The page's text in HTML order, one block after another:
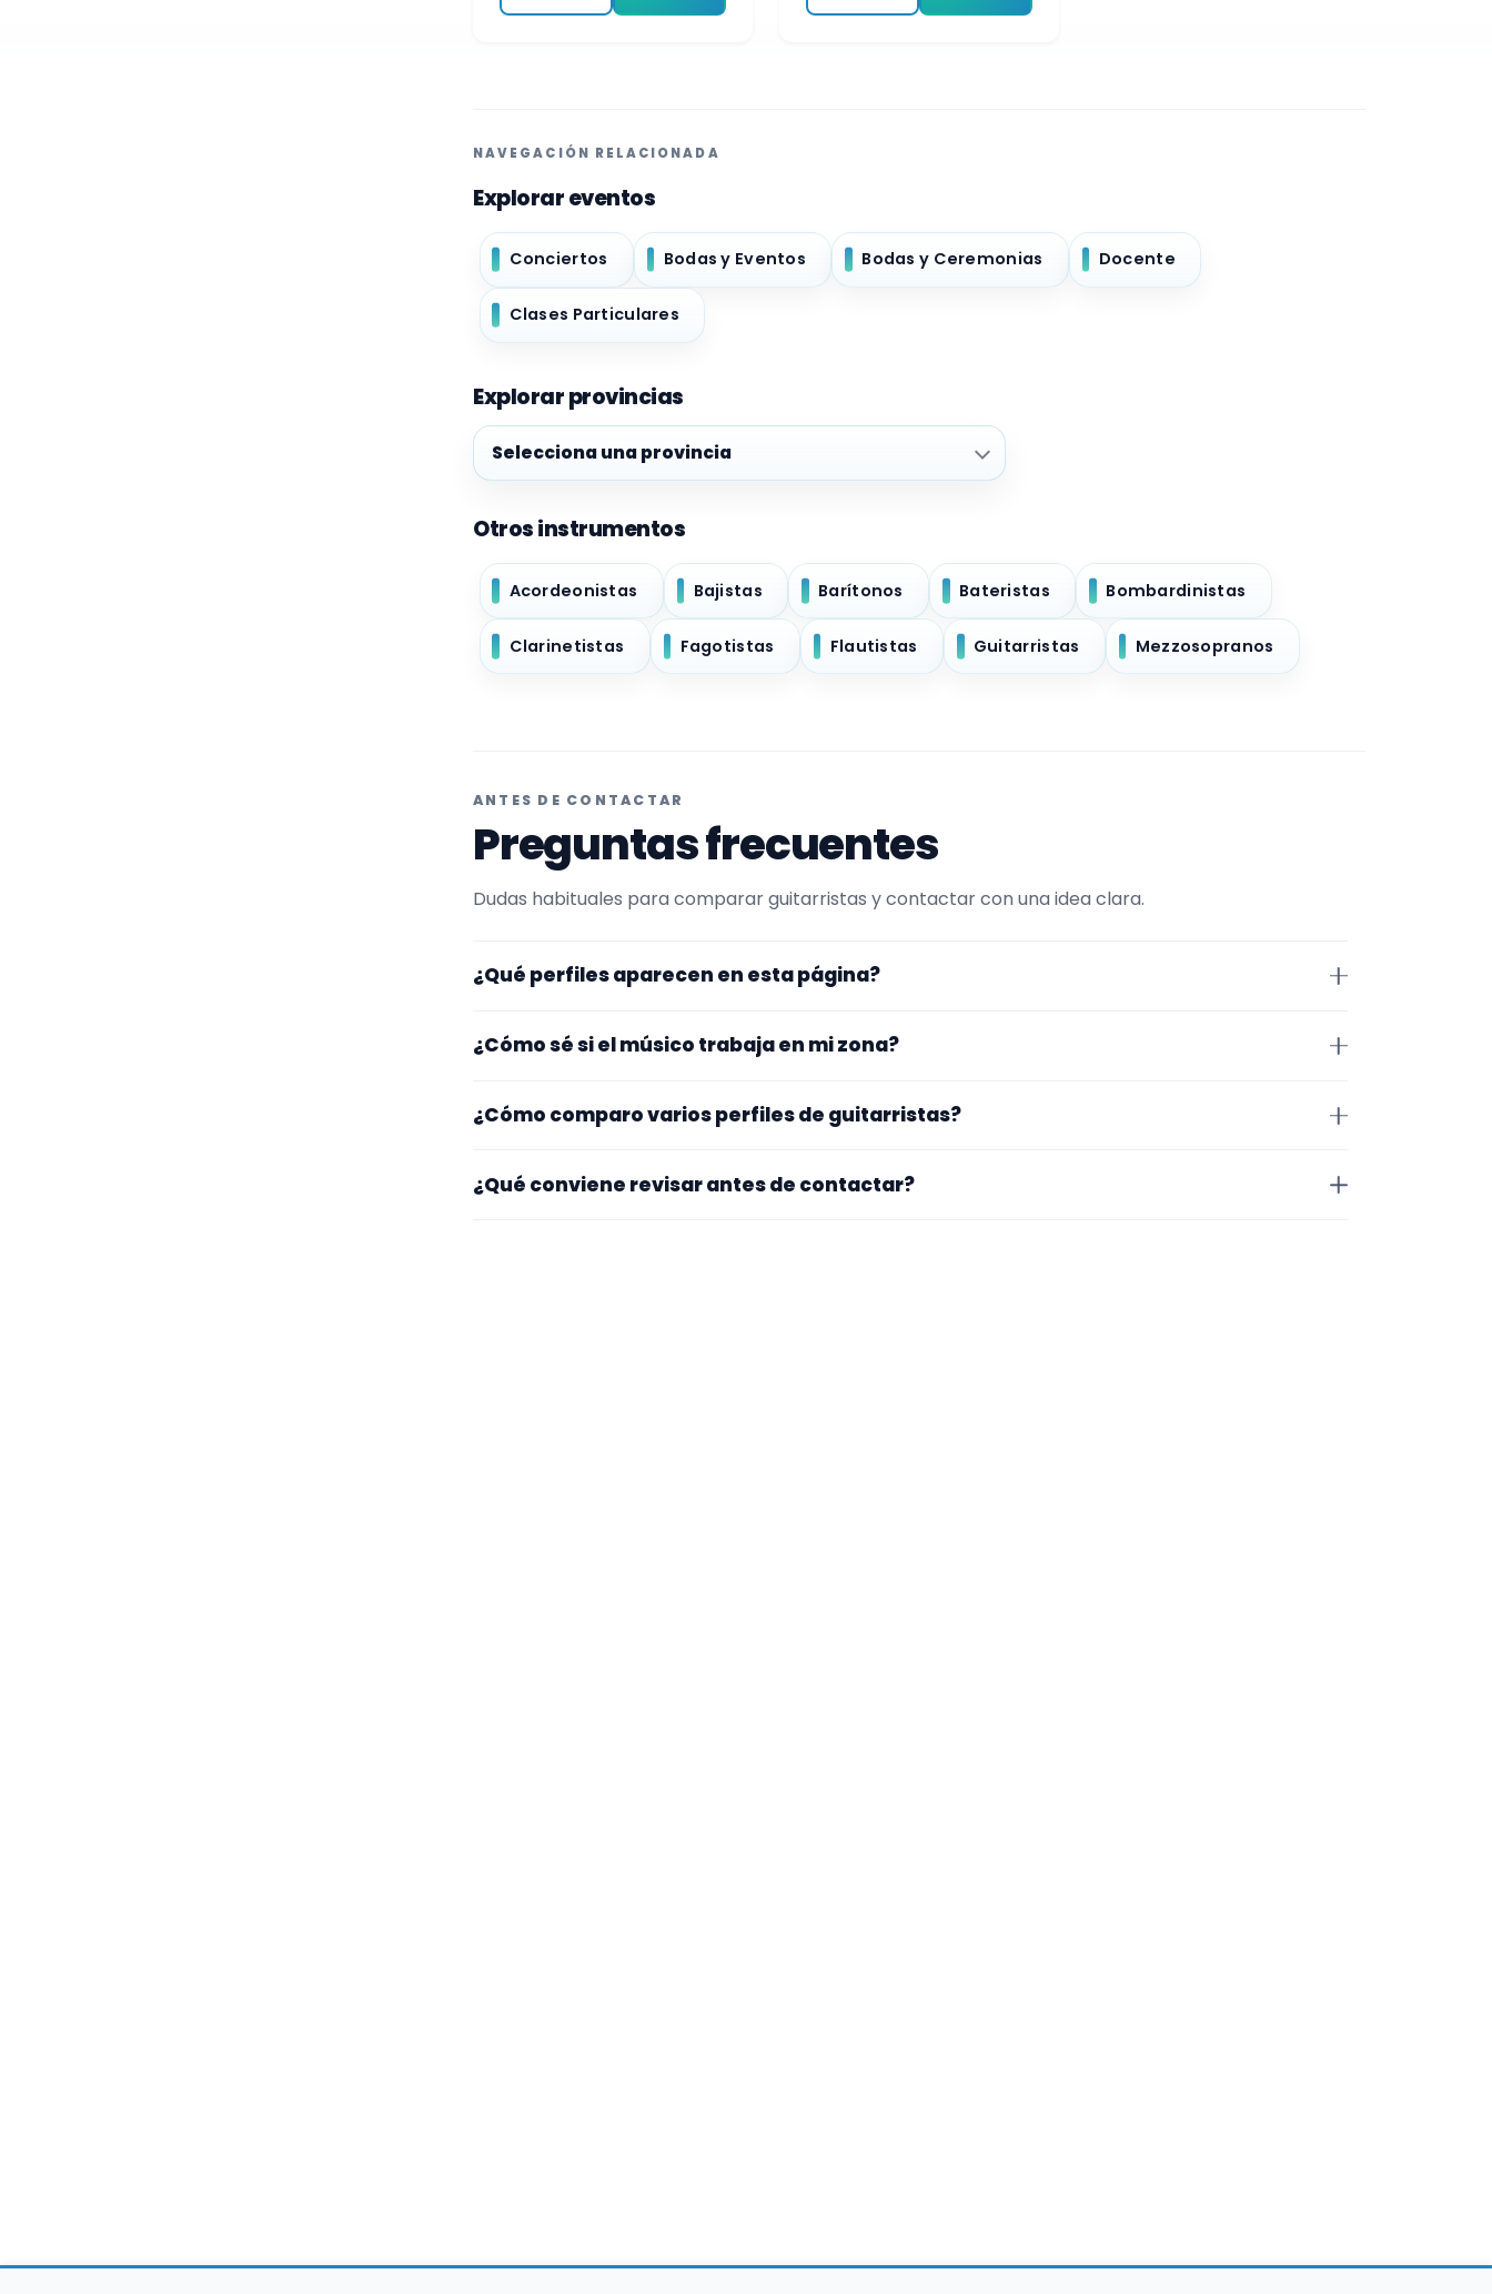
NAVEGACIÓN RELACIONADA
Explorar eventos
Conciertos Bodas y Eventos Bodas y Ceremonias Docente
Clases Particulares
Explorar provincias
Explorar provincias
Otros instrumentos
Acordeonistas Bajistas Barítonos Bateristas Bombardinistas
Clarinetistas Fagotistas Flautistas Guitarristas Mezzosopranos
ANTES DE CONTACTAR
Preguntas frecuentes
Dudas habituales para comparar guitarristas y contactar con una idea clara.
¿Qué perfiles aparecen en esta página?
¿Cómo sé si el músico trabaja en mi zona?
concretas, lo mejor es confirmarlo desde el primer mensaje.
¿Cómo comparo varios perfiles de guitarristas?
Un mensaje concreto suele recibir respuestas más útiles.
¿Qué conviene revisar antes de contactar?